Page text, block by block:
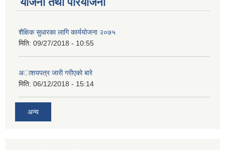
शैक्षिक सुधारका लागि कार्ययोजना २०७५
मिति: 09/27/2018 - 10:55
अाशयपत्र जारी गरीएकाे बारे
मिति: 06/12/2018 - 15:14
अन्य